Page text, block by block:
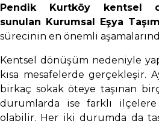
Pendik Kurtköy kentsel
sunulan Kurumsal Eşya
sürecinin en önemli
Kentsel dönüşüm nedeniyle
kısa mesafelerde gerçekleşir.
birkaç sokak öteye taşınan
durumlarda ise farklı ilçelere
olabilir. Her iki durumda da